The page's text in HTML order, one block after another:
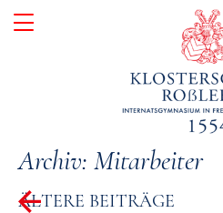
Skip
Archiv: Mitarbeiter
Beitragsnavigation
ÄLTERE BEITRÄGE